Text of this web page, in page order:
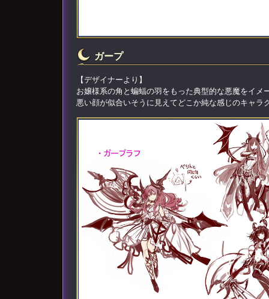
ガープ
【デザイナーより】
お嬢様系の角と蝙蝠の羽をもった典型的な悪魔をイメ
悪い顔が似合いそうに見えてどこか純な感じのキャ